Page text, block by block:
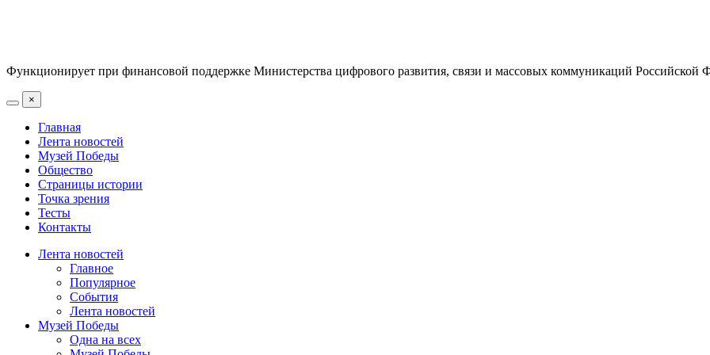
Функционирует при финансовой поддержке Министерства цифрового развития, связи и массовых коммуникаций Российской
×
Главная
Лента новостей
Музей Победы
Общество
Страницы истории
Точка зрения
Тесты
Контакты
Лента новостей
Главное
Популярное
События
Лента новостей
Музей Победы
Одна на всех